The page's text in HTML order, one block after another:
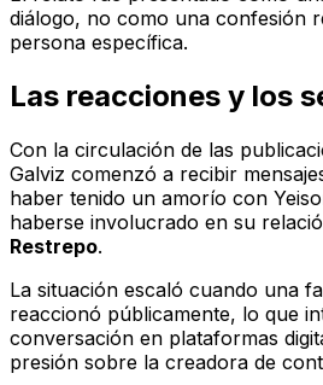
diálogo, no como una confesión
persona específica.
Las reacciones y los
Con la circulación de las
Galviz comenzó a recibir
haber tenido un amorío con
haberse involucrado en su
Restrepo.
La situación escaló cuando una
reaccionó públicamente, lo que
conversación en plataformas
presión sobre la creadora de